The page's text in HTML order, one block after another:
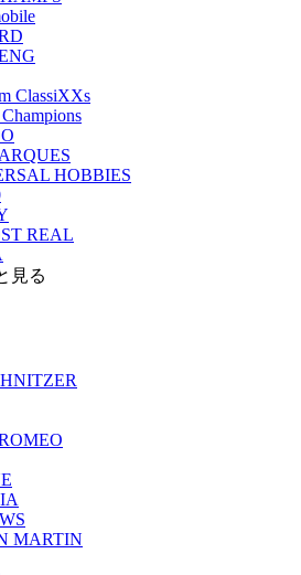
ClassiXXs
HOBBIES
REAL
見る
MARTIN